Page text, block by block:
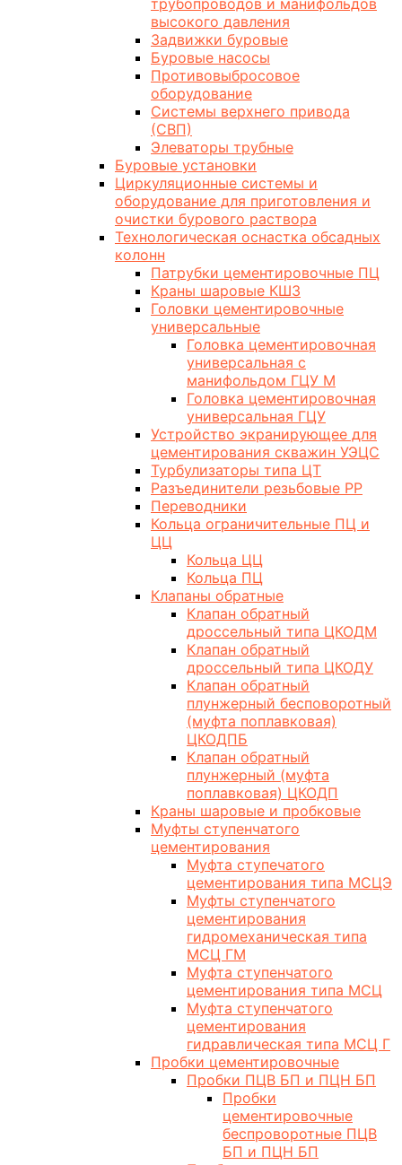
трубопроводов и манифольдов
высокого давления
Задвижки буровые
Буровые насосы
Противовыбросовое
оборудование
Системы верхнего привода
(СВП)
Элеваторы трубные
Буровые установки
Циркуляционные системы и
оборудование для приготовления и
очистки бурового раствора
Технологическая оснастка обсадных
колонн
Патрубки цементировочные ПЦ
Краны шаровые КШЗ
Головки цементировочные
универсальные
Головка цементировочная
универсальная с
манифольдом ГЦУ М
Головка цементировочная
универсальная ГЦУ
Устройство экранирующее для
цементирования скважин УЭЦС
Турбулизаторы типа ЦТ
Разъединители резьбовые РР
Переводники
Кольца ограничительные ПЦ и
ЦЦ
Кольца ЦЦ
Кольца ПЦ
Клапаны обратные
Клапан обратный
дроссельный типа ЦКОДМ
Клапан обратный
дроссельный типа ЦКОДУ
Клапан обратный
плунжерный бесповоротный
(муфта поплавковая)
ЦКОДПБ
Клапан обратный
плунжерный (муфта
поплавковая) ЦКОДП
Краны шаровые и пробковые
Муфты ступенчатого
цементирования
Муфта ступечатого
цементирования типа МСЦЭ
Муфты ступенчатого
цементирования
гидромеханическая типа
МСЦ ГМ
Муфта ступенчатого
цементирования типа МСЦ
Муфта ступенчатого
цементирования
гидравлическая типа МСЦ Г
Пробки цементировочные
Пробки ПЦВ БП и ПЦН БП
Пробки
цементировочные
беспроворотные ПЦВ
БП и ПЦН БП